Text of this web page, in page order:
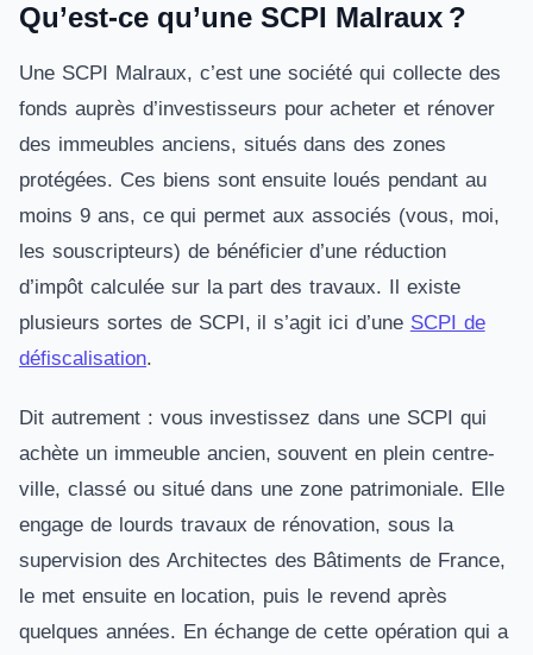
Qu’est-ce qu’une SCPI Malraux ?
Une SCPI Malraux, c’est une société qui collecte des
fonds auprès d’investisseurs pour acheter et rénover
des immeubles anciens, situés dans des zones
protégées. Ces biens sont ensuite loués pendant au
moins 9 ans, ce qui permet aux associés (vous, moi,
les souscripteurs) de bénéficier d’une réduction
d’impôt calculée sur la part des travaux. Il existe
plusieurs sortes de SCPI, il s’agit ici d’une SCPI de
défiscalisation.
Dit autrement : vous investissez dans une SCPI qui
achète un immeuble ancien, souvent en plein centre-
ville, classé ou situé dans une zone patrimoniale. Elle
engage de lourds travaux de rénovation, sous la
supervision des Architectes des Bâtiments de France,
le met ensuite en location, puis le revend après
quelques années. En échange de cette opération qui a